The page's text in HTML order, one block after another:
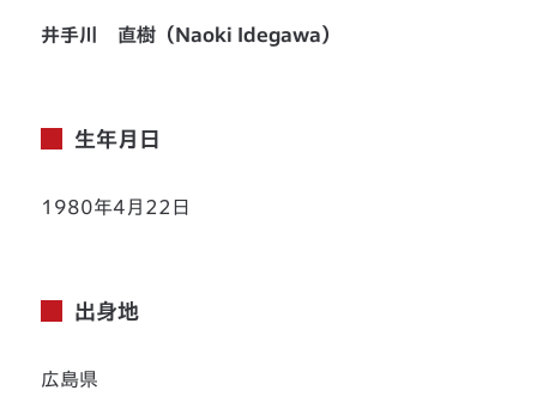
井手川 直樹（Naoki Idegawa）
生年月日
1980年4月22日
出身地
広島県